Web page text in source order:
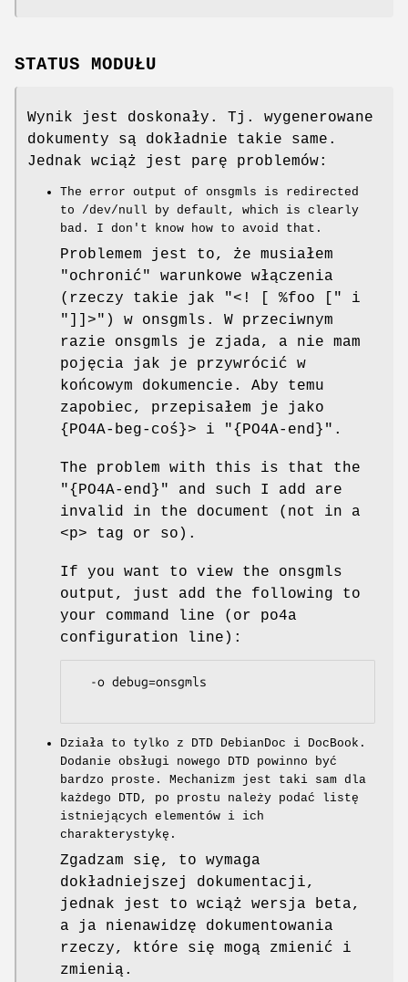
STATUS MODUŁU
Wynik jest doskonały. Tj. wygenerowane
dokumenty są dokładnie takie same.
Jednak wciąż jest parę problemów:
The error output of onsgmls is redirected
to /dev/null by default, which is clearly
bad. I don't know how to avoid that.
Problemem jest to, że musiałem
"ochronić" warunkowe włączenia
(rzeczy takie jak
"<! [ %foo ["
i
"]]>" ) w onsgmls. W przeciwnym
razie onsgmls je zjada, a nie mam
pojęcia jak je przywrócić w
końcowym dokumencie. Aby temu
zapobiec, przepisałem je jako
{PO4A-beg-coś}> i
"{PO4A-end}" .
The problem with this is that the
"{PO4A-end}"
and such I add are
invalid in the document (not in a
<p> tag or so).
If you want to view the onsgmls
output, just add the following to
your command line (or po4a
configuration line):
Działa to tylko z DTD DebianDoc i DocBook.
Dodanie obsługi nowego DTD powinno być
bardzo proste. Mechanizm jest taki sam dla
każdego DTD, po prostu należy podać listę
istniejących elementów i ich
charakterystykę.
Zgadzam się, to wymaga
dokładniejszej dokumentacji,
jednak jest to wciąż wersja beta,
a ja nienawidzę dokumentowania
rzeczy, które się mogą zmienić i
zmienią.